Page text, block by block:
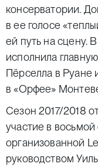
консерватории.
в ее голосе
ей путь на сцену.
исполнила
Пёрселла в Руане
в «Орфее»
Сезон 2017/2018
участие в
организованной
руководством